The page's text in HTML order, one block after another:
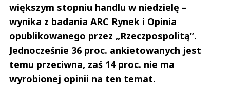
większym stopniu handlu w niedzielę –
wynika z badania ARC Rynek i Opinia
opublikowanego przez „Rzeczpospolitą”.
Jednocześnie 36 proc. ankietowanych jest
temu przeciwna, zaś 14 proc. nie ma
wyrobionej opinii na ten temat.